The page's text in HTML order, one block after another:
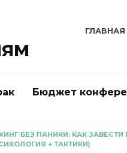
ГЛАВНАЯ
Бюджет
БЕЗ ПАНИКИ: КАК
+ ТАКТИКИ)